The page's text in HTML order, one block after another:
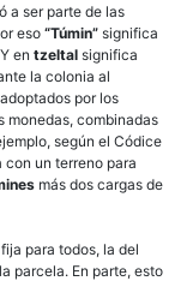
a ser parte de las
eso “Túmin” significa
en tzeltal significa
la colonia al
por los
monedas, combinadas
según el Códice
un terreno para
más dos cargas de
para todos, la del
parcela. En parte, esto